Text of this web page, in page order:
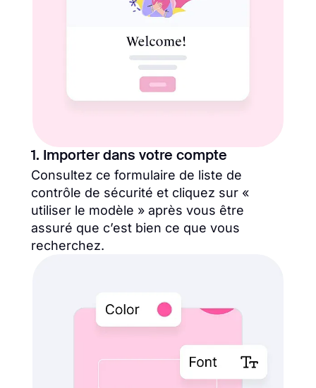
1. Importer dans votre compte
Consultez ce formulaire de liste de
contrôle de sécurité et cliquez sur «
utiliser le modèle » après vous être
assuré que c’est bien ce que vous
recherchez.